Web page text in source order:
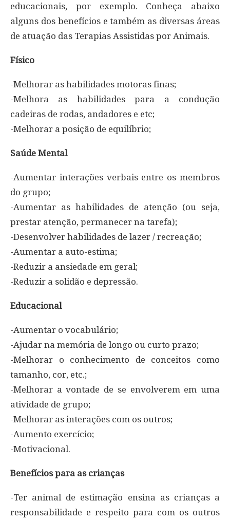
educacionais, por exemplo. Conheça abaixo
alguns dos benefícios e também as diversas áreas
de atuação das Terapias Assistidas por Animais.
Físico
-Melhorar as habilidades motoras finas;
-Melhora as habilidades para a condução
cadeiras de rodas, andadores e etc;
-Melhorar a posição de equilíbrio;
Saúde Mental
-Aumentar interações verbais entre os membros
do grupo;
-Aumentar as habilidades de atenção (ou seja,
prestar atenção, permanecer na tarefa);
-Desenvolver habilidades de lazer / recreação;
-Aumentar a auto-estima;
-Reduzir a ansiedade em geral;
-Reduzir a solidão e depressão.
Educacional
-Aumentar o vocabulário;
-Ajudar na memória de longo ou curto prazo;
-Melhorar o conhecimento de conceitos como
tamanho, cor, etc.;
-Melhorar a vontade de se envolverem em uma
atividade de grupo;
-Melhorar as interações com os outros;
-Aumento exercício;
-Motivacional.
Benefícios para as crianças
-Ter animal de estimação ensina as crianças a
responsabilidade e respeito para com os outros